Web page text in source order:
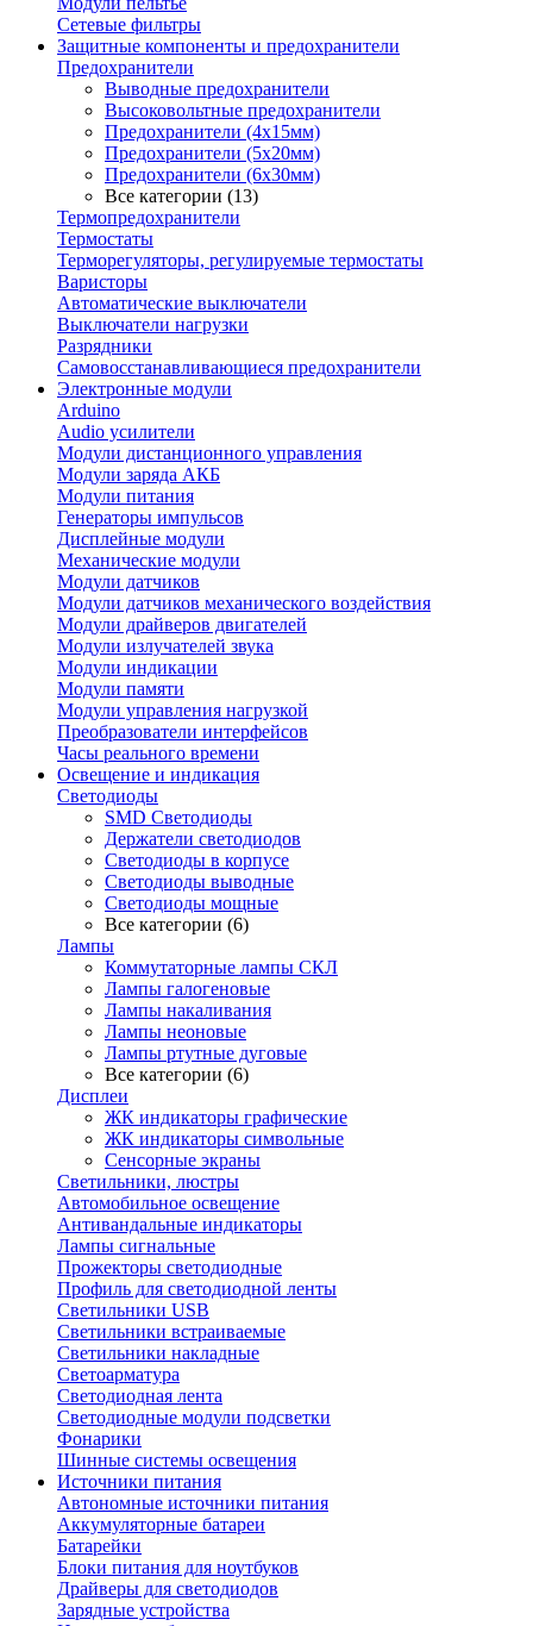
Сетевые фильтры
Защитные компоненты и предохранители
Предохранители
Выводные предохранители
Высоковольтные предохранители
Предохранители (4х15мм)
Предохранители (5х20мм)
Предохранители (6х30мм)
Все категории (13)
Термопредохранители
Термостаты
Терморегуляторы, регулируемые термостаты
Варисторы
Автоматические выключатели
Выключатели нагрузки
Разрядники
Самовосстанавливающиеся предохранители
Электронные модули
Arduino
Audio усилители
Модули дистанционного управления
Модули заряда АКБ
Модули питания
Генераторы импульсов
Дисплейные модули
Механические модули
Модули датчиков
Модули датчиков механического воздействия
Модули драйверов двигателей
Модули излучателей звука
Модули индикации
Модули памяти
Модули управления нагрузкой
Преобразователи интерфейсов
Часы реального времени
Освещение и индикация
Светодиоды
SMD Светодиоды
Держатели светодиодов
Светодиоды в корпусе
Светодиоды выводные
Светодиоды мощные
Все категории (6)
Лампы
Коммутаторные лампы СКЛ
Лампы галогеновые
Лампы накаливания
Лампы неоновые
Лампы ртутные дуговые
Все категории (6)
Дисплеи
ЖК индикаторы графические
ЖК индикаторы символьные
Сенсорные экраны
Cветильники, люстры
Автомобильное освещение
Антивандальные индикаторы
Лампы сигнальные
Прожекторы светодиодные
Профиль для светодиодной ленты
Светильники USB
Светильники встраиваемые
Светильники накладные
Светоарматура
Светодиодная лента
Светодиодные модули подсветки
Фонарики
Шинные системы освещения
Источники питания
Автономные источники питания
Аккумуляторные батареи
Батарейки
Блоки питания для ноутбуков
Драйверы для светодиодов
Зарядные устройства